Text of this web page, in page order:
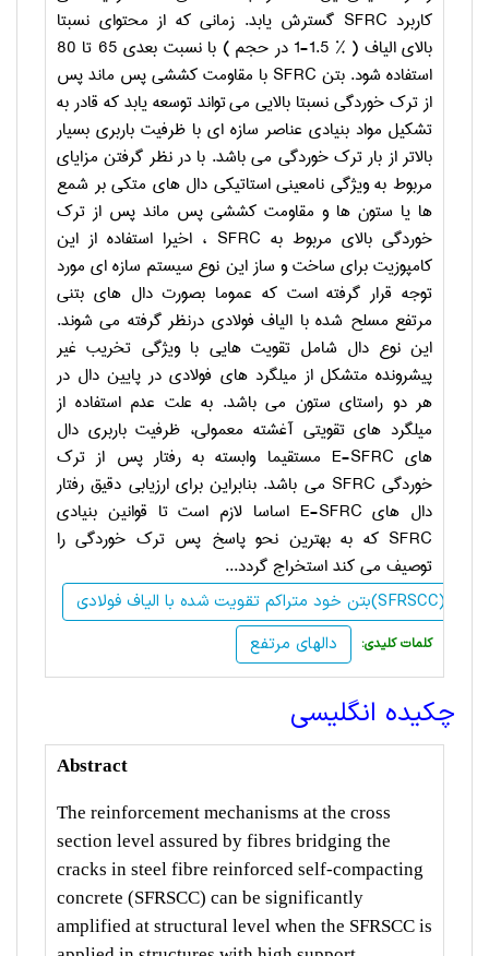
کاربرد SFRC گسترش یابد. زمانی که از محتوای نسبتا
بالای الیاف ( 1-1.5 %
در حجم ) با نسبت بعدی 65 تا 80
استفاده شود. بتن SFRC با مقاومت کششی پس ماند پس
از ترک خوردگی نسبتا بالایی می تواند توسعه یابد که قادر به
تشکیل مواد بنیادی عناصر سازه ای با ظرفیت باربری بسیار
بالاتر از بار ترک خوردگی می باشد. با در نظر گرفتن مزایای
مربوط به ویژگی نامعینی استاتیکی دال های متکی بر شمع
ها یا ستون ها و مقاومت کششی پس ماند پس از ترک
خوردگی بالای مربوط به SFRC ، اخیرا استفاده از این
کامپوزیت برای ساخت و ساز این نوع سیستم سازه ای مورد
توجه قرار گرفته است که عموما بصورت دال های بتنی
مرتفع مسلح شده با الیاف فولادی درنظر گرفته می شوند.
این نوع دال شامل تقویت هایی با ویژگی تخریب غیر
پیشرونده متشکل از میلگرد های فولادی در پایین دال در
هر دو راستای ستون می باشد. به علت عدم استفاده از
میلگرد های تقویتی آغشته معمولی، ظرفیت باربری دال
های E-SFRC مستقیما وابسته به رفتار پس از ترک
خوردگی SFRC می باشد. بنابراین برای ارزیابی دقیق رفتار
دال های E-SFRC اساسا لازم است تا قوانین بنیادی
SFRC که به بهترین نحو پاسخ پس ترک خوردگی را
توصیف می کند استخراج گردد...
بتن خود متراکم تقویت شده با الیاف فولادی(SFRSCC)
دالهای مرتفع
:کلمات کلیدی
چکیده انگلیسی
Abstract
The reinforcement mechanisms at the cross
section level assured by fibres bridging the
cracks in steel fibre reinforced self-compacting
concrete (SFRSCC) can be significantly
amplified at structural level when the SFRSCC is